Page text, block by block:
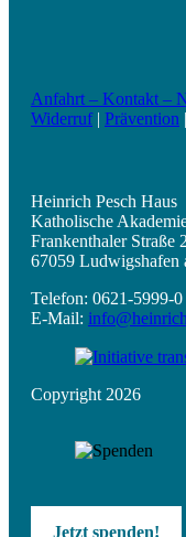
Anfahrt – Kontakt –
Widerruf| Prävention |
Heinrich Pesch Haus
Katholische
Frankenthaler Straße
67059 Ludwigshafen
Telefon: 0621-5999-0
E-Mail:
Copyright 2026
Jetzt spenden!